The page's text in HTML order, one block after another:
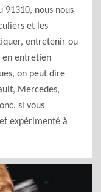
91310, nous nous
et les
entretenir ou
en entretien
on peut dire
Mercedes,
si vous
expérimenté à